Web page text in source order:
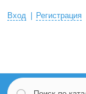
Вход Регистрация